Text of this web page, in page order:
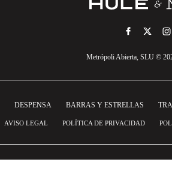
Metrópoli Abierta, SLU ©
DESPENSA BARRAS Y ESTRELLAS
AVISO LEGAL POLÍTICA DE PRIVACIDAD